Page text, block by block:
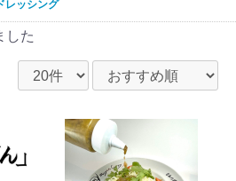
レッシング
した